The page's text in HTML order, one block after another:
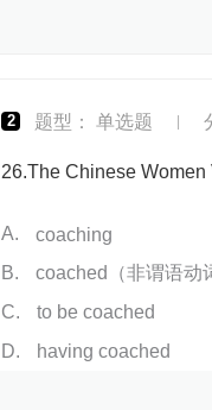
2 题型： 单选题
26.The Chinese Women
A
coaching
B
coached（非谓语动
C
to be coached
D
having coached